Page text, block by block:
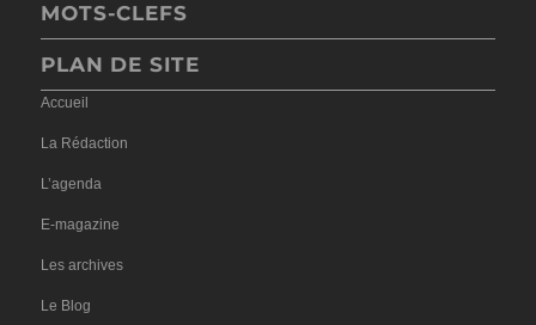
MOTS-CLEFS
PLAN DE SITE
Accueil
La Rédaction
L’agenda
E-magazine
Les archives
Le Blog